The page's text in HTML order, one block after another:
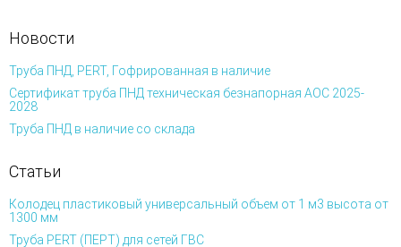
Новости
Труба ПНД, PERT, Гофрированная в наличие
Сертификат труба ПНД техническая безнапорная АОС 2025-
2028
Труба ПНД в наличие со склада
Статьи
Колодец пластиковый универсальный объем от 1 м3 высота от
1300 мм
Труба PERT (ПЕРТ) для сетей ГВС